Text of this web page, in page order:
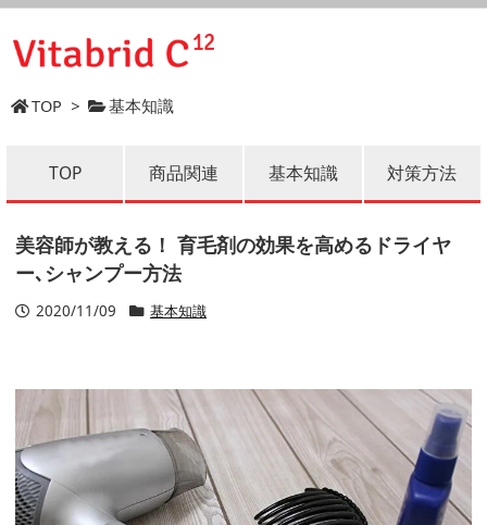
TOP > 基本知識
TOP 商品関連 基本知識 対策方法
美容師が教える！ 育毛剤の効果を高めるドライヤ
ー､シャンプー方法
2020/11/09 基本知識